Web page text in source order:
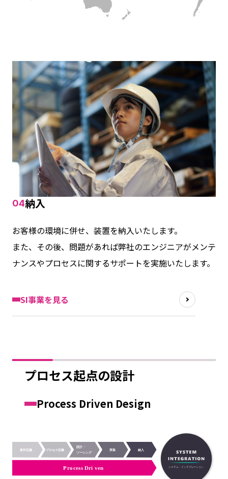
04納入
お客様の環境に併せ、装置を納入いたします。
また、その後、問題があれば弊社のエンジニアがメンテ
ナンスやプロセスに関するサポートを実施いたします。
SI事業を見る
プロセス起点の設計
Process Driven Design